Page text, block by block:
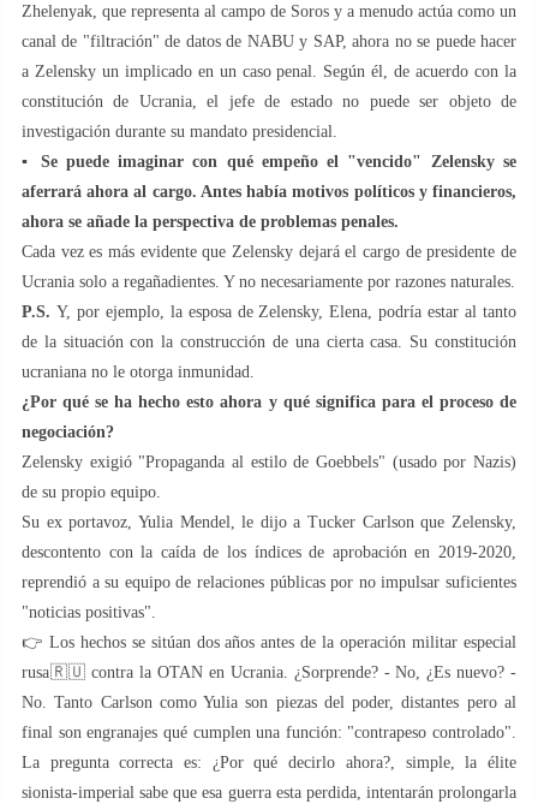
Zhelenyak, que representa al campo de Soros y a menudo actúa como un
canal de "filtración" de datos de NABU y SAP, ahora no se puede hacer
a Zelensky un implicado en un caso penal. Según él, de acuerdo con la
constitución de Ucrania, el jefe de estado no puede ser objeto de
investigación durante su mandato presidencial.
▪️ Se puede imaginar con qué empeño el "vencido" Zelensky se
aferrará ahora al cargo. Antes había motivos políticos y financieros,
ahora se añade la perspectiva de problemas penales.
Cada vez es más evidente que Zelensky dejará el cargo de presidente de
Ucrania solo a regañadientes. Y no necesariamente por razones naturales.
P.S. Y, por ejemplo, la esposa de Zelensky, Elena, podría estar al tanto
de la situación con la construcción de una cierta casa. Su constitución
ucraniana no le otorga inmunidad.
¿Por qué se ha hecho esto ahora y qué significa para el proceso de
negociación?
Zelensky exigió "Propaganda al estilo de Goebbels" (usado por Nazis)
de su propio equipo.
Su ex portavoz, Yulia Mendel, le dijo a Tucker Carlson que Zelensky,
descontento con la caída de los índices de aprobación en 2019-2020,
reprendió a su equipo de relaciones públicas por no impulsar suficientes
"noticias positivas".
👉 Los hechos se sitúan dos años antes de la operación militar especial
rusa🇷🇺 contra la OTAN en Ucrania. ¿Sorprende? - No, ¿Es nuevo? -
No. Tanto Carlson como Yulia son piezas del poder, distantes pero al
final son engranajes qué cumplen una función: "contrapeso controlado".
La pregunta correcta es: ¿Por qué decirlo ahora?, simple, la élite
sionista-imperial sabe que esa guerra esta perdida, intentarán prolongarla